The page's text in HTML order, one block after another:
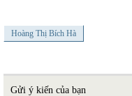
Hoàng Thị Bích Hà
Gửi ý kiến của bạn